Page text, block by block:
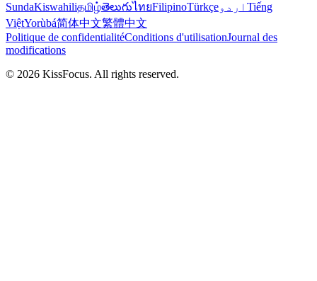
SundaKiswahiliதமிழ்తెలుగుไทยFilipinoTürkçeاردو Tiếng
ViệtYorùbá简体中文繁體中文
Politique de confidentialitéConditions d'utilisationJournal des
modifications
© 2026 KissFocus. All rights reserved.